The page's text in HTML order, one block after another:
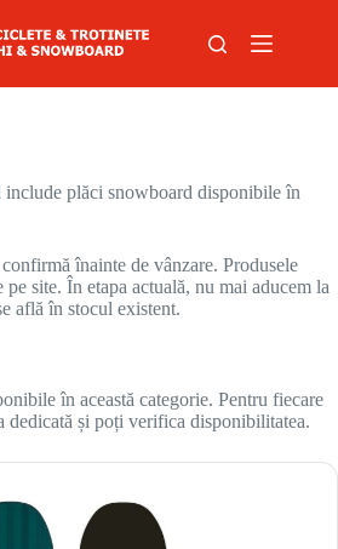
plăci snowboard disponibile în
înainte de vânzare. Produsele
site. În etapa actuală, nu mai aducem la
află în stocul existent.
în această categorie. Pentru fiecare
dedicată și poți verifica disponibilitatea.